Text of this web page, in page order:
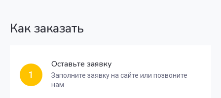
Как заказать
1
Оставьте заявку
Заполните заявку на сайте или позвоните
нам